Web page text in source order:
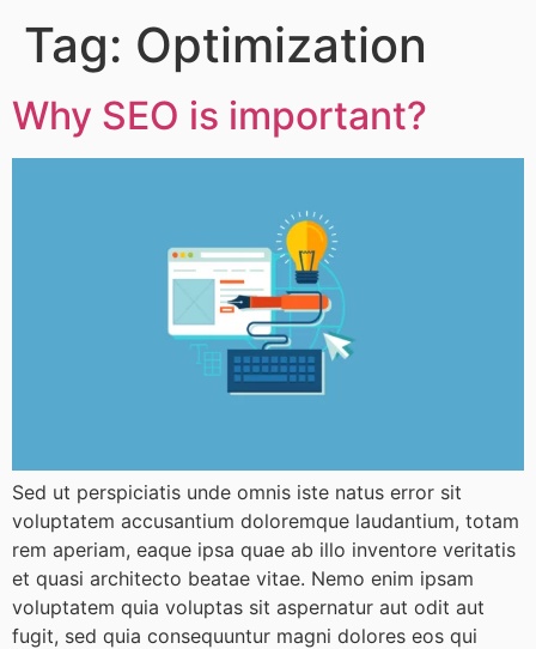
Tag: Optimization
Why SEO is important?
Sed ut perspiciatis unde omnis iste natus error sit
voluptatem accusantium doloremque laudantium, totam
rem aperiam, eaque ipsa quae ab illo inventore veritatis
et quasi architecto beatae vitae. Nemo enim ipsam
voluptatem quia voluptas sit aspernatur aut odit aut
fugit, sed quia consequuntur magni dolores eos qui